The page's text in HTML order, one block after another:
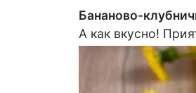
Бананово-
А как вкусно!